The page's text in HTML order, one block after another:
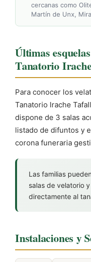
cercanas como
Martín de Unx,
Últimas
Tanatorio
Para conocer los
Tanatorio Irache
dispone de 3 salas
listado de difuntos y
corona funeraria
Las familias
salas de velatorio
directamente al
Instalaciones y